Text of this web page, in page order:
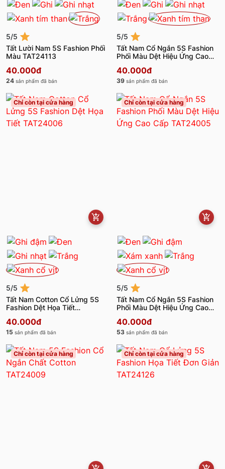
5/5
Tất Lười Nam 5S Fashion Phối
Màu TAT24113
40.000đ
24 sản phẩm đã bán
5/5
Tất Nam Cổ Ngắn 5S Fashion
Phối Màu Dệt Hiệu Ứng Cao
40.000đ
39 sản phẩm đã bán
Chỉ còn tại cửa hàng
5/5
Tất Nam Cotton Cổ Lửng 5S
Fashion Dệt Họa Tiết
40.000đ
15 sản phẩm đã bán
Chỉ còn tại cửa hàng
5/5
Tất Nam Cổ Ngắn 5S Fashion
Phối Màu Dệt Hiệu Ứng Cao
40.000đ
53 sản phẩm đã bán
Chỉ còn tại cửa hàng Chỉ còn tại cửa hàng